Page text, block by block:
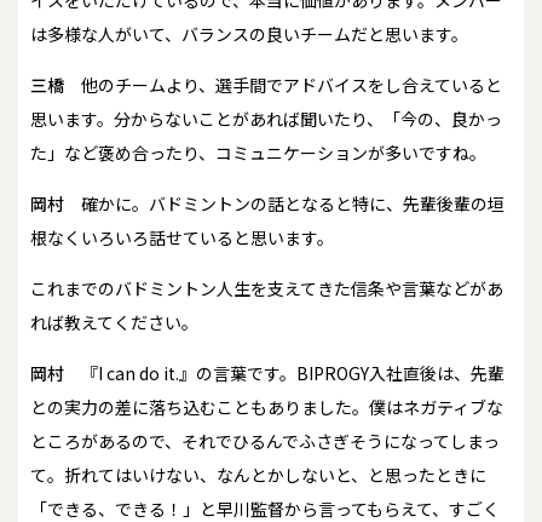
は多様な人がいて、バランスの良いチームだと思います。
三橋
他のチームより、選手間でアドバイスをし合えていると
思います。分からないことがあれば聞いたり、「今の、良かっ
た」など褒め合ったり、コミュニケーションが多いですね。
岡村
確かに。バドミントンの話となると特に、先輩後輩の垣
根なくいろいろ話せていると思います。
――これまでのバドミントン人生を支えてきた信条や言葉などがあ
れば教えてください。
岡村
『I can do it.』の言葉です。BIPROGY入社直後は、先輩
との実力の差に落ち込むこともありました。僕はネガティブな
ところがあるので、それでひるんでふさぎそうになってしまっ
て。折れてはいけない、なんとかしないと、と思ったときに
「できる、できる！」と早川監督から言ってもらえて、すごく